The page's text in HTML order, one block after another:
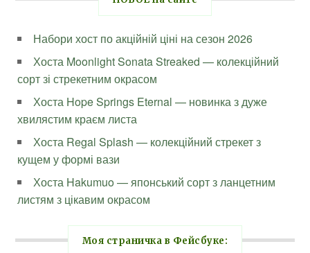
Набори хост по акційній ціні на сезон 2026
Хоста Moonlight Sonata Streaked — колекційний
сорт зі стрекетним окрасом
Хоста Hope Springs Eternal — новинка з дуже
хвилястим краєм листа
Хоста Regal Splash — колекційний стрекет з
кущем у формі вази
Хоста Hakumuo — японський сорт з ланцетним
листям з цікавим окрасом
Моя страничка в Фейсбуке: